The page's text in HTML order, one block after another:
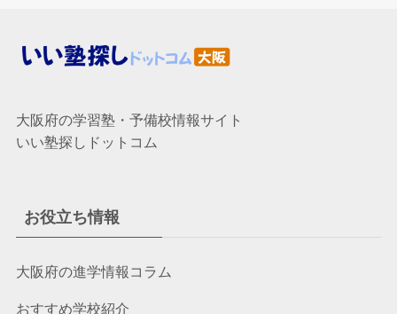
大阪府の学習塾・予備校情報サイト
いい塾探しドットコム
お役立ち情報
大阪府の進学情報コラム
おすすめ学校紹介